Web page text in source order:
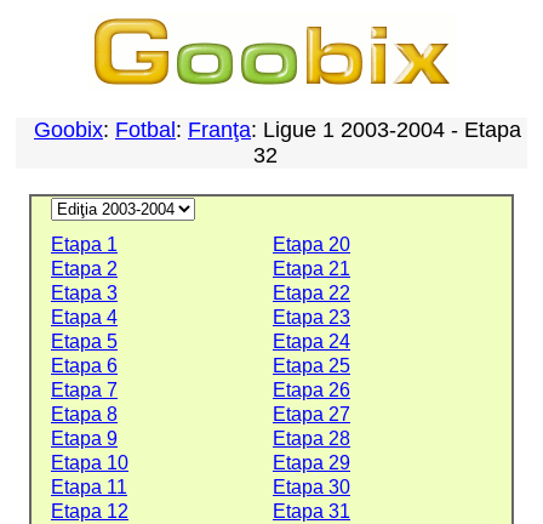
Goobix: Fotbal : Franţa: Ligue 1 2003-2004 - Etapa
32
Etapa 1
Etapa 20
Etapa 2
Etapa 21
Etapa 3
Etapa 22
Etapa 4
Etapa 23
Etapa 5
Etapa 24
Etapa 6
Etapa 25
Etapa 7
Etapa 26
Etapa 8
Etapa 27
Etapa 9
Etapa 28
Etapa 10
Etapa 29
Etapa 11
Etapa 30
Etapa 12
Etapa 31